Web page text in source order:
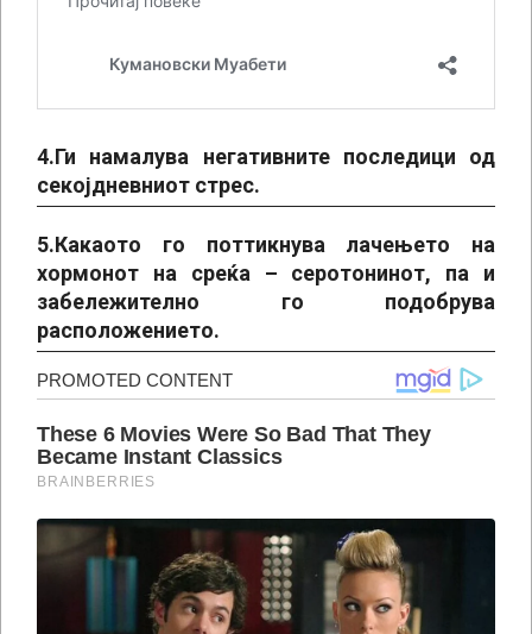
4.Ги намалува негативните последици од
секојдневниот стрес.
5.Какаото го поттикнува лачењето на
хормонот на среќа – серотонинот, па и
забележително го подобрува
расположението.